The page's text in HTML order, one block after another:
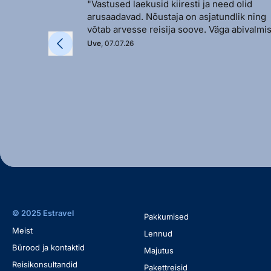
"Vastused laekusid kiiresti ja need olid
arusaadavad. Nõustaja on asjatundlik ning
võtab arvesse reisija soove. Väga
Uve, 07.07.26
© 2025 Estravel
Meist
Bürood ja kontaktid
Reisikonsultandid
Pakkumised
Lennud
Majutus
Pakettreisid